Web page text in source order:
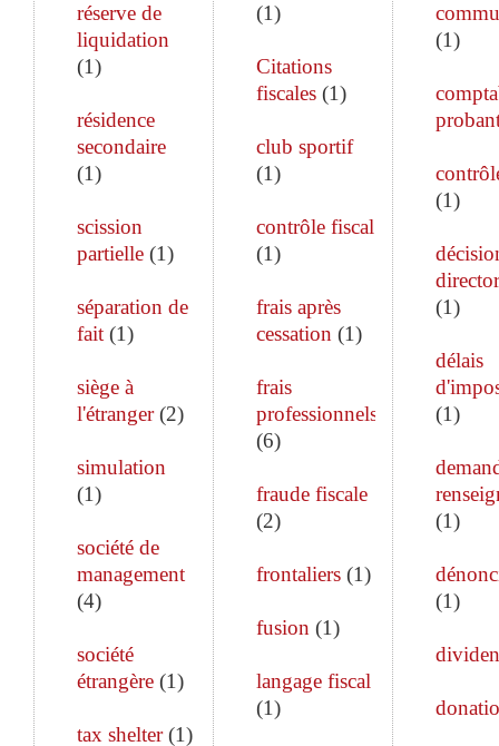
réserve de
liquidation
(1)
résidence
secondaire
(1)
scission
partielle (1)
séparation de
fait (1)
siège à
l'étranger(2)
simulation
(1)
société de
management
(4)
société
étrangère (1)
tax shelter(1)
(1)
Citations
fiscales(1)
club sportif
(1)
contrôle fiscal
(1)
frais après
cessation (1)
frais
professionnels
(6)
fraude fiscale
(2)
frontaliers(1)
fusion (1)
langage fiscal
(1)
(1)
(1)
(1)
délais
(1)
(1)
(1)